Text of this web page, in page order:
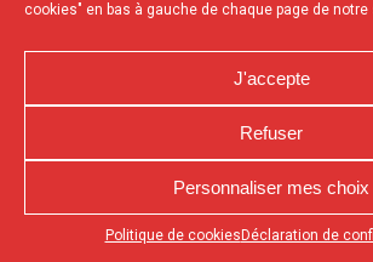
cookies" en bas à gauche de chaque page de
J'accepte
Refuser
Personnaliser mes choix
Politique de cookies Déclaration de
Appuyez sur le bouton partager en bas de votre